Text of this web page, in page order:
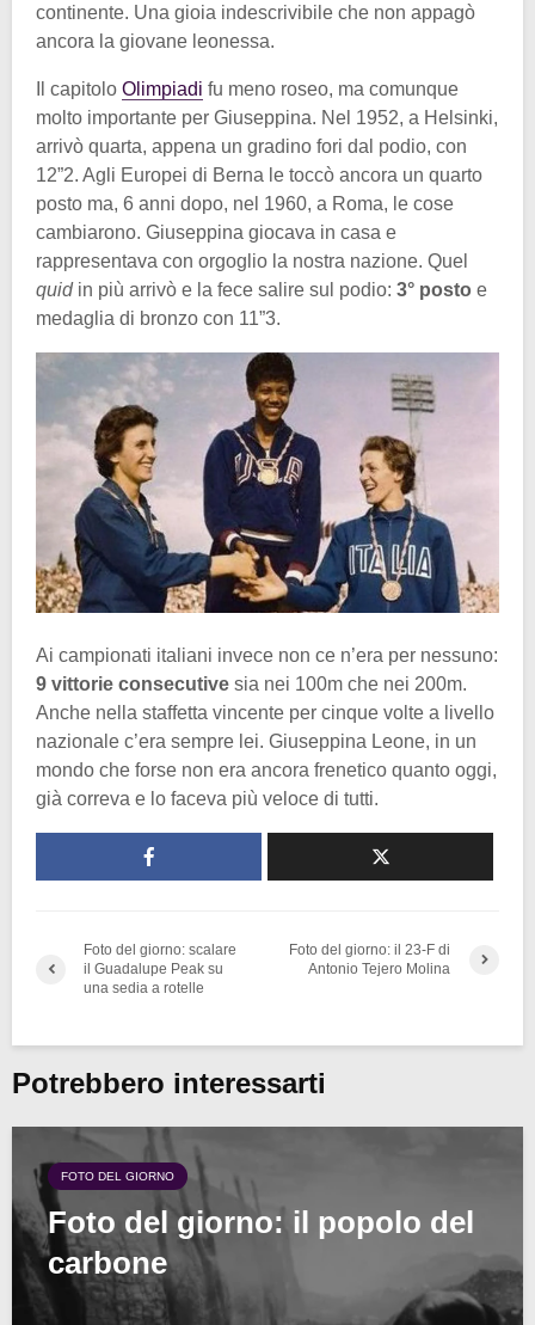
continente. Una gioia indescrivibile che non appagò
ancora la giovane leonessa.
Il capitolo Olimpiadi fu meno roseo, ma comunque
molto importante per Giuseppina. Nel 1952, a Helsinki,
arrivò quarta, appena un gradino fori dal podio, con
12”2. Agli Europei di Berna le toccò ancora un quarto
posto ma, 6 anni dopo, nel 1960, a Roma, le cose
cambiarono. Giuseppina giocava in casa e
rappresentava con orgoglio la nostra nazione. Quel
quid in più arrivò e la fece salire sul podio: 3° posto e
medaglia di bronzo con 11”3.
Ai campionati italiani invece non ce n’era per nessuno:
9 vittorie consecutive sia nei 100m che nei 200m.
Anche nella staffetta vincente per cinque volte a livello
nazionale c’era sempre lei. Giuseppina Leone, in un
mondo che forse non era ancora frenetico quanto oggi,
già correva e lo faceva più veloce di tutti.
Foto del giorno: scalare
il Guadalupe Peak su
una sedia a rotelle
Foto del giorno: il 23-F di
Antonio Tejero Molina
Potrebbero interessarti
FOTO DEL GIORNO
Foto del giorno: il popolo del
carbone